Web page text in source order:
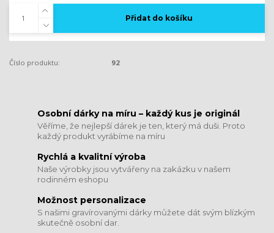
Přidat do košíku
Číslo produktu: 92
​​​​​​​Osobní dárky na míru – každý kus je originál
Věříme, že nejlepší dárek je ten, který má duši. Proto
každý produkt vyrábíme na míru
Rychlá a kvalitní výroba
Naše výrobky jsou vytvářeny na zakázku v našem
rodinném eshopu
Možnost personalizace
S našimi gravírovanými dárky můžete dát svým blízkým
skutečně osobní dar.